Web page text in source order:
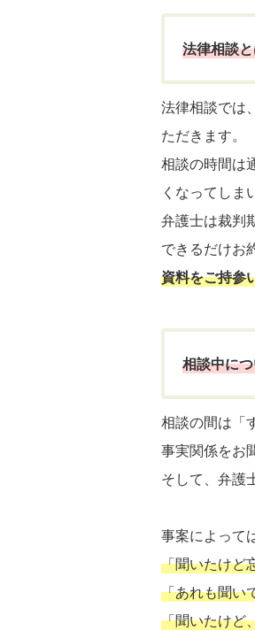
法律相談
法律相談では
ただきます。
相談の時間は
くなってしま
弁護士は裁判
できるだけお
資料をご持参
相談中に
相談の間は「
事実関係をお
そして、弁護
事案によって
「聞いたけど
「あれも聞い
「聞いたけど